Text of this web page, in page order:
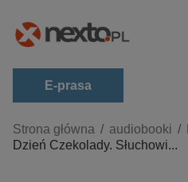
E-prasa
Kategorie
Zobacz wszystkie E-prasa
Strona główna audiobooki
Dzień Czekolady. Słuchowi...